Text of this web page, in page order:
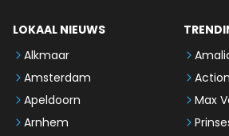
LOKAAL NIEUWS
Alkmaar
Amsterdam
Apeldoorn
Arnhem
Action
Max